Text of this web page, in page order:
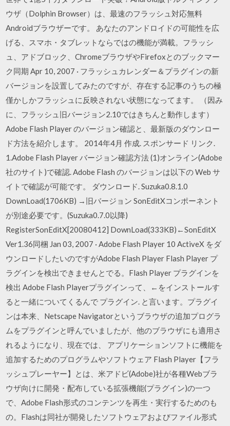
ウザ（Dolphin Browser）は、最速のフラッシュ対応無料
Androidブラウザーです。 あなたのアンドロイドの可能性を広
げる、スマホ・タブレットならではの機能が満載。フラッシ
ュ、アドブロック、ChromeブラウザやFirefoxとのブックマー
ク同期 Apr 10, 2007 · フラッシュカレンダー＆プラグインの新
バージョンを設置してみたのですが、存在する記事のうちの極
僅かしかフラッシュに反映されない状態になってます。 （因み
に、フラッシュ旧バージョン2.10ではきちんと動作します）
Adobe Flash Player のバージョン確認と、最新版のダウンロー
ド方法を紹介します。 2014年4月 作成. スポンサード リンク.
1.Adobe Flash Player バージョン確認方法 (1)オンライン(Adobe
社のサイト)で確認. Adobe Flash のバージョンは以下の Web サ
イトで確認が可能です。 ダウンロード. Suzuka0.8.1.0
DownLoad(1706KB) →旧バージョン SonEditXコンポーネント
が別途必要です。(Suzuka0.7.0以降)
RegisterSonEditX[20080412] DownLoad(333KB)←SonEditX
Ver1.36同梱 Jan 03, 2007 · Adobe Flash Player 10 ActiveX をダ
ウンロードしたいのですがAdobe Flash Player Flash Player プ
ラグインを検出できませんとでる。Flash Player プラグインを
検出 Adobe Flash Playerプラグインって、←をインストールす
ると一緒についてくるんで プラグイン. と言います。プラグイ
ンは本来、Netscape Navigatorというブラウザの追加プログラ
ムをプラグインと呼んでいましたが、他のブラウザにも適用さ
れるようになり、現在では、 アプリケーションソフトに機能を
追加するためのプログラムやソフトウェア Flash Player【フラ
ッシュプレーヤー】とは、米アドビ(Adobe)社が各種Webブラ
ウザ向けに開発・配布している拡張機能(プラグイン)の一つ
で、Adobe Flash形式のコンテンツを再生・実行するためのも
の。Flashは同社が開発したソフトウェアおよびファイル形式